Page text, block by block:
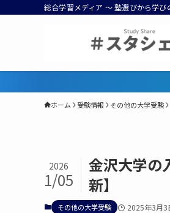
総合学習メディア ～ 塾選びから学
ホーム 受験情報 その他の大学受験
金沢大学の
新】
2026
1/05
その他の大学受験 2025年3月3